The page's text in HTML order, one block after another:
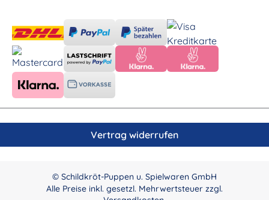
Vertrag widerrufen
© Schildkröt-Puppen u. Spielwaren GmbH
Alle Preise inkl. gesetzl. Mehrwertsteuer zzgl.